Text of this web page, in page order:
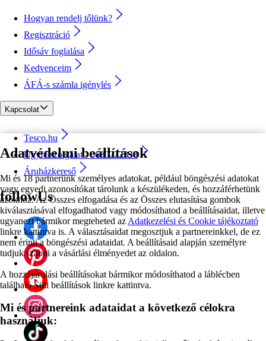
Adatvédelmi beállítások
Mi és 18 partnerünk személyes adatokat, például böngészési adatokat
vagy egyedi azonosítókat tárolunk a készülékeden, és hozzáférhetünk
azokhoz. Az Összes elfogadása és az Összes elutasítása gombok
kiválasztásával elfogadhatod vagy módosíthatod a beállításaidat, illetve
ugyanezt bármikor megteheted az Adatkezelési és Cookie tájékoztató
linkre kattintva is. A választásaidat megosztjuk a partnereinkkel, de ez
nem érinti a böngészési adataidat. A beállításaid alapján személyre
tudjuk szabni a vásárlási élményedet az oldalon.
A hozzájárulási beállításokat bármikor módosíthatod a láblécben
található Süti beállítások linkre kattintva.
Mi és partnereink adataidat a következő célokra
használjuk:
Hogyan rendelj tőlünk?
Regisztráció
Idősáv foglalása
Kedvenceim
ÁFÁ-s számla igénylés
Kapcsolat
Tesco.hu
Ügyfélszolgálat - 0680222333
Áruházkereső
followUs